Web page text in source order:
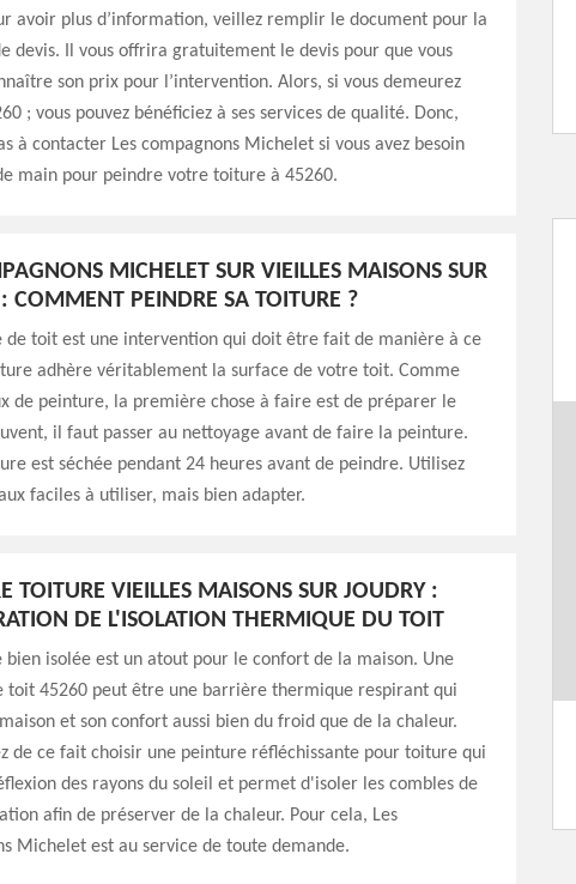
avoir plus d’information, veillez remplir le document pour la
devis. Il vous offrira gratuitement le devis pour que vous
son prix pour l’intervention. Alors, si vous demeurez
; vous pouvez bénéficiez à ses services de qualité. Donc,
à contacter Les compagnons Michelet si vous avez besoin
main pour peindre votre toiture à 45260.
MICHELET SUR VIEILLES MAISONS SUR
COMMENT PEINDRE SA TOITURE ?
de toit est une intervention qui doit être fait de manière à ce
adhère véritablement la surface de votre toit. Comme
de peinture, la première chose à faire est de préparer le
il faut passer au nettoyage avant de faire la peinture.
est séchée pendant 24 heures avant de peindre. Utilisez
faciles à utiliser, mais bien adapter.
TOITURE VIEILLES MAISONS SUR JOUDRY :
DE L'ISOLATION THERMIQUE DU TOIT
bien isolée est un atout pour le confort de la maison. Une
toit 45260 peut être une barrière thermique respirant qui
et son confort aussi bien du froid que de la chaleur.
de ce fait choisir une peinture réfléchissante pour toiture qui
des rayons du soleil et permet d'isoler les combles de
afin de préserver de la chaleur. Pour cela, Les
Michelet est au service de toute demande.